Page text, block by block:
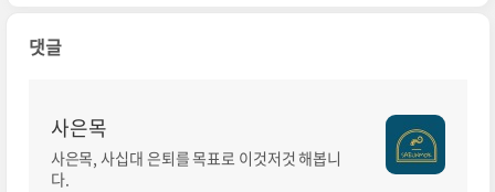
댓글
사은목
사은목, 사십대 은퇴를 목표로 이것저것 해봅니
다.